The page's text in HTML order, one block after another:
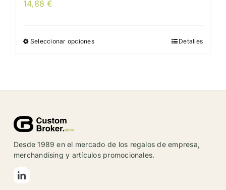
14,88€
Seleccionar opcionesEste
pueden
Detalles
Desde 1989 en el mercado de los regalos de empresa,
merchandising y artículos promocionales.